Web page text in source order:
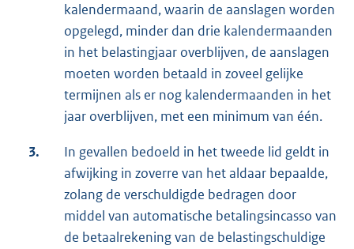
kalendermaand, waarin de aanslagen worden
opgelegd, minder dan drie kalendermaanden
in het belastingjaar overblijven, de aanslagen
moeten worden betaald in zoveel gelijke
termijnen als er nog kalendermaanden in het
jaar overblijven, met een minimum van één.
3.
In gevallen bedoeld in het tweede lid geldt in
afwijking in zoverre van het aldaar bepaalde,
zolang de verschuldigde bedragen door
middel van automatische betalingsincasso van
de betaalrekening van de belastingschuldige